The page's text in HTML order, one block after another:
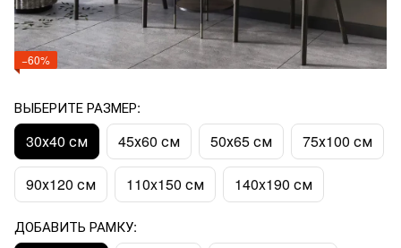
−60%
ВЫБЕРИТЕ РАЗМЕР:
30х40 см 45х60 см 50х65 см 75х100 см
90х120 см 110x150 см 140x190 см
ДОБАВИТЬ РАМКУ: